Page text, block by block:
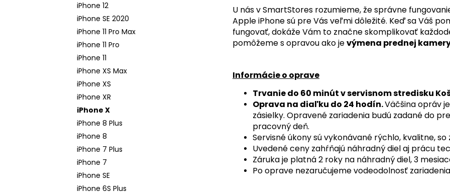
iPhone 12
iPhone SE 2020
iPhone 11 Pro Max
iPhone 11 Pro
iPhone 11
iPhone XS Max
iPhone XS
iPhone XR
iPhone X
iPhone 8 Plus
iPhone 8
iPhone 7 Plus
iPhone 7
iPhone SE
iPhone 6S Plus
U nás v SmartStores rozumieme, že správne
Apple iPhone sú pre Vás veľmi dôležité. Keď sa Váš
fungovať, dokáže Vám to značne skomplikovať
pomôžeme s opravou ako jevýmena prednej
Informácie o oprave
Trvanie do 60 minút v servisnom stredisku
Oprava na diaľku do 24 hodín.Väčšina opráv
zásielky. Opravené zariadenia budú zadané do
pracovný deň.
Servisné úkony sú vykonávané rýchlo, kvalitne,
Uvedené ceny zahŕňajú náhradný diel aj prácu
Záruka je platná 2 roky na náhradný diel, 3
Po oprave nezaručujeme vodeodolnosť